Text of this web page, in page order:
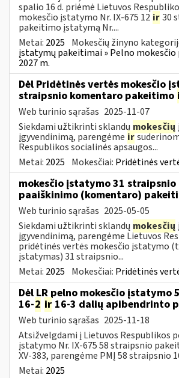
spalio 16 d. priėmė Lietuvos
mokesčio įstatymo Nr. IX-675 12 ir30
pakeitimo įstatymą Nr....
Metai: 2025 Mokesčių žinyno
įstatymų pakeitimai » Pelno
2027 m.
Dėl Pridėtinės vertės mokesčio
straipsnio komentaro pakeitimo
Web turinio sąrašas 2025-11-07
Siekdami užtikrinti sklandų mokesčių
įgyvendinimą, parengėme ir
Respublikos socialinės apsaugos...
Metai: 2025 Mokesčiai: Pridėtinės
mokesčio įstatymo 31
paaiškinimo (komentaro)
Web turinio sąrašas 2025-05-05
Siekdami užtikrinti sklandų mokesčių
įgyvendinimą, parengėme Lietuvos
pridėtinės vertės mokesčio įstatymo
įstatymas) 31 straipsnio...
Metai: 2025 Mokesčiai: Pridėtinės
Dėl LR pelno mokesčio įstatymo
16-2 ir 16-3 dalių apibendrinto
Web turinio sąrašas 2025-11-18
Atsižvelgdami į Lietuvos Respublikos
įstatymo Nr. IX-675 58 straipsnio
XV-383, parengėme PMĮ 58 straipsnio
Metai: 2025